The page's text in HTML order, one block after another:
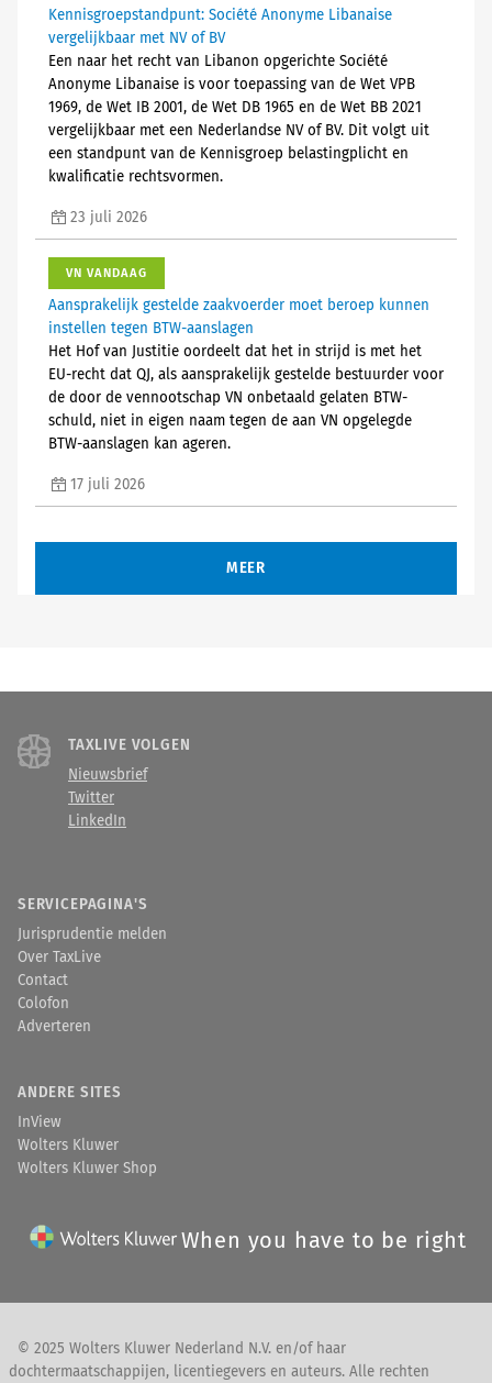
Kennisgroepstandpunt: Société Anonyme Libanaise
vergelijkbaar met NV of BV
Een naar het recht van Libanon opgerichte Société
Anonyme Libanaise is voor toepassing van de Wet VPB
1969, de Wet IB 2001, de Wet DB 1965 en de Wet BB 2021
vergelijkbaar met een Nederlandse NV of BV. Dit volgt uit
een standpunt van de Kennisgroep belastingplicht en
kwalificatie rechtsvormen.
23 juli 2026
VN VANDAAG
Aansprakelijk gestelde zaakvoerder moet beroep kunnen
instellen tegen BTW-aanslagen
Het Hof van Justitie oordeelt dat het in strijd is met het
EU-recht dat QJ, als aansprakelijk gestelde bestuurder voor
de door de vennootschap VN onbetaald gelaten BTW-
schuld, niet in eigen naam tegen de aan VN opgelegde
BTW-aanslagen kan ageren.
17 juli 2026
MEER
TAXLIVE VOLGEN
Nieuwsbrief
Twitter
LinkedIn
SERVICEPAGINA'S
Jurisprudentie melden
Over TaxLive
Contact
Colofon
Adverteren
ANDERE SITES
InView
Wolters Kluwer
Wolters Kluwer Shop
When you have to be right
© 2025 Wolters Kluwer Nederland N.V. en/of haar
dochtermaatschappijen, licentiegevers en auteurs. Alle rechten